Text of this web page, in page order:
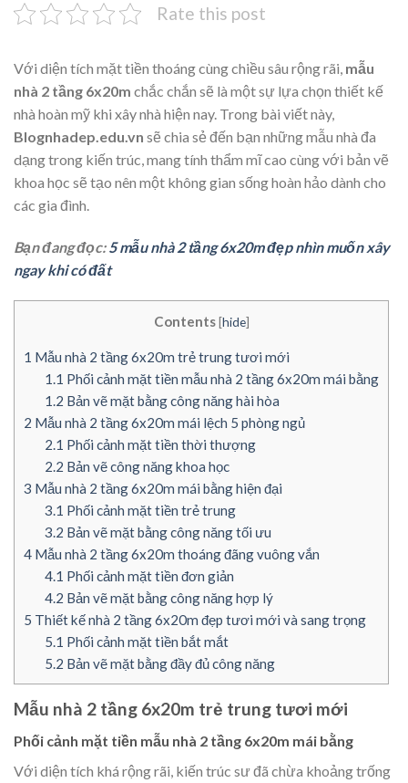
Rate this post
Với diện tích mặt tiền thoáng cùng chiều sâu rộng rãi, mẫu
nhà 2 tầng 6x20m chắc chắn sẽ là một sự lựa chọn thiết kế
nhà hoàn mỹ khi xây nhà hiện nay. Trong bài viết này,
Blognhadep.edu.vn sẽ chia sẻ đến bạn những mẫu nhà đa
dạng trong kiến trúc, mang tính thẩm mĩ cao cùng với bản vẽ
khoa học sẽ tạo nên một không gian sống hoàn hảo dành cho
các gia đình.
Bạn đang đọc:5 mẫu nhà 2 tầng 6x20m đẹp nhìn muốn xây
ngay khi có đất
Contents [hide]
1 Mẫu nhà 2 tầng 6x20m trẻ trung tươi mới
1.1 Phối cảnh mặt tiền mẫu nhà 2 tầng 6x20m mái bằng
1.2 Bản vẽ mặt bằng công năng hài hòa
2 Mẫu nhà 2 tầng 6x20m mái lệch 5 phòng ngủ
2.1 Phối cảnh mặt tiền thời thượng
2.2 Bản vẽ công năng khoa học
3 Mẫu nhà 2 tầng 6x20m mái bằng hiện đại
3.1 Phối cảnh mặt tiền trẻ trung
3.2 Bản vẽ mặt bằng công năng tối ưu
4 Mẫu nhà 2 tầng 6x20m thoáng đãng vuông vắn
4.1 Phối cảnh mặt tiền đơn giản
4.2 Bản vẽ mặt bằng công năng hợp lý
5 Thiết kế nhà 2 tầng 6x20m đẹp tươi mới và sang trọng
5.1 Phối cảnh mặt tiền bắt mắt
5.2 Bản vẽ mặt bằng đầy đủ công năng
Mẫu nhà 2 tầng 6x20m trẻ trung tươi mới
Phối cảnh mặt tiền mẫu nhà 2 tầng 6x20m mái bằng
Với diện tích khá rộng rãi, kiến trúc sư đã chừa khoảng trống